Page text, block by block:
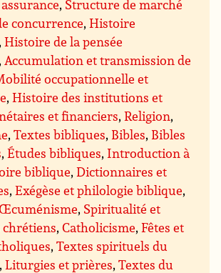
, Structure de marché
concurrence,Histoire
,Histoire de la pensée
, Accumulation et transmission de
occupationnelle et
,Histoire des institutions et
et financiers,Religion,
,Textes bibliques, Bibles, Bibles
,Études bibliques, Introduction à
biblique,Dictionnaires et
,Exégèse et philologie biblique,
, Spiritualité et
chrétiens,Catholicisme,Fêtes et
,Textes spirituels du
,Liturgies et prières,Textes du